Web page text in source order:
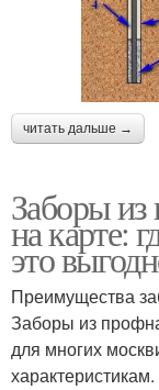
читать дальше →
Заборы
на карте:
это
Преимущества
Заборы из
для многих